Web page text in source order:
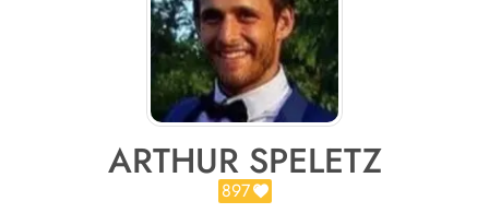
ARTHUR SPELETZ
897